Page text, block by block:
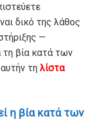
δικό της λάθος
—
τη βία κατά των
τη λίστα
η βία κατά των